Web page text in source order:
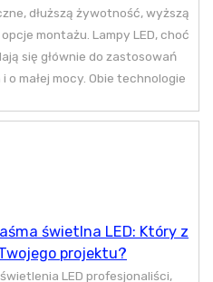
dłuższą żywotność, wyższą
montażu. Lampy LED, choć
się głównie do zastosowań
małej mocy. Obie technologie
świetlna LED: Który z
projektu?
LED profesjonaliści,